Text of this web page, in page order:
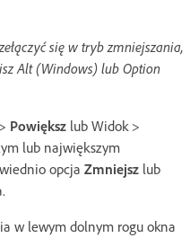
się w tryb zmniejszania,
Alt (Windows) lub Option
Powiększ lub Widok >
lub największym
opcja Zmniejsz lub
w lewym dolnym rogu okna